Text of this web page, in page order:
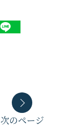
次のページ